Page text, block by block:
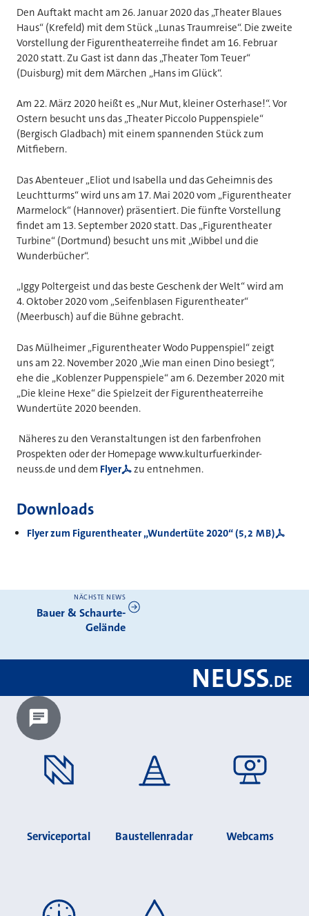
Den Auftakt macht am 26. Januar 2020 das „Theater Blaues
Haus“ (Krefeld) mit dem Stück „Lunas Traumreise“. Die zweite
Vorstellung der Figurentheaterreihe findet am 16. Februar
2020 statt. Zu Gast ist dann das „Theater Tom Teuer“
(Duisburg) mit dem Märchen „Hans im Glück“.
Am 22. März 2020 heißt es „Nur Mut, kleiner Osterhase!“. Vor
Ostern besucht uns das „Theater Piccolo Puppenspiele“
(Bergisch Gladbach) mit einem spannenden Stück zum
Mitfiebern.
Das Abenteuer „Eliot und Isabella und das Geheimnis des
Leuchtturms“ wird uns am 17. Mai 2020 vom „Figurentheater
Marmelock“ (Hannover) präsentiert. Die fünfte Vorstellung
findet am 13. September 2020 statt. Das „Figurentheater
Turbine“ (Dortmund) besucht uns mit „Wibbel und die
Wunderbücher“.
„Iggy Poltergeist und das beste Geschenk der Welt“ wird am
4. Oktober 2020 vom „Seifenblasen Figurentheater“
(Meerbusch) auf die Bühne gebracht.
Das Mülheimer „Figurentheater Wodo Puppenspiel“ zeigt
uns am 22. November 2020 „Wie man einen Dino besiegt“,
ehe die „Koblenzer Puppenspiele“ am 6. Dezember 2020 mit
„Die kleine Hexe“ die Spielzeit der Figurentheaterreihe
Wundertüte 2020 beenden.
Näheres zu den Veranstaltungen ist den farbenfrohen
Prospekten oder der Homepage www.kulturfuerkinder-
neuss.de und dem Flyer zu entnehmen.
Downloads
Flyer zum Figurentheater „Wundertüte 2020“(5,2 MB)
Weitere News
NÄCHSTE NEWS
Bauer & Schaurte-
Gelände
NEUSS.DE
Chatbot laden?
Serviceportal Baustellenradar Webcams